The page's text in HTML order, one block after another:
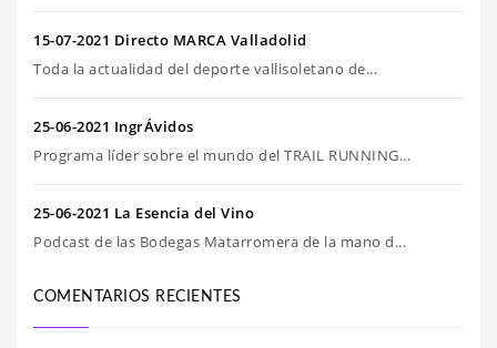
15-07-2021 Directo MARCA Valladolid
Toda la actualidad del deporte vallisoletano de...
25-06-2021 IngrÁvidos
Programa líder sobre el mundo del TRAIL RUNNING...
25-06-2021 La Esencia del Vino
Podcast de las Bodegas Matarromera de la mano d...
COMENTARIOS RECIENTES